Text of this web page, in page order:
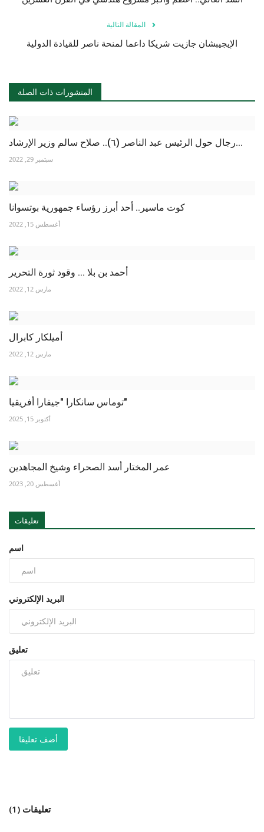
المقالة التالية
الإيجيبشان جازيت شريكا داعما لمنحة ناصر للقيادة الدولية
المنشورات ذات الصلة
رجال حول الرئيس عبد الناصر (٦).. صلاح سالم وزير الإرشاد...
سبتمبر 29, 2022
كوت ماسير.. أحد أبرز رؤساء جمهورية بوتسوانا
أغسطس 15, 2022
أحمد بن بلا ... وقود ثورة التحرير
مارس 12, 2022
أميلكار كابرال
مارس 12, 2022
توماس سانكارا "جيفارا أفريقيا"
أكتوبر 15, 2025
عمر المختار أسد الصحراء وشيخ المجاهدين
أغسطس 20, 2023
تعليقات
اسم
البريد الإلكتروني
تعليق
أضف تعليقا
تعليقات (1)